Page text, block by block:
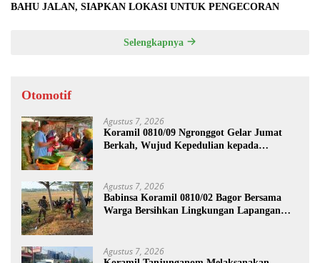
BAHU JALAN, SIAPKAN LOKASI UNTUK PENGECORAN
Selengkapnya
Otomotif
Agustus 7, 2026
Koramil 0810/09 Ngronggot Gelar Jumat
Berkah, Wujud Kepedulian kepada
Agustus 7, 2026
Babinsa Koramil 0810/02 Bagor Bersama
Warga Bersihkan Lingkungan Lapangan
Agustus 7, 2026